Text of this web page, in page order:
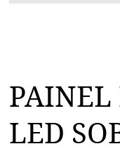
PAINEL
LED